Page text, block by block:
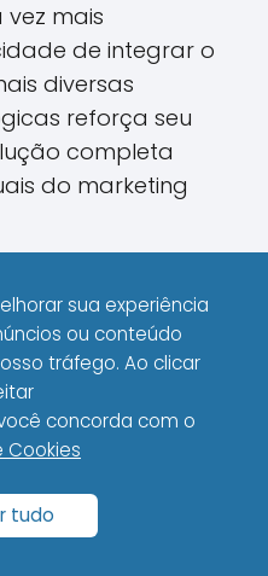
mais
de integrar o
diversas
reforça seu
completa
do marketing
e Suporte
do
que o
contribui
da
sua experiência
ou conteúdo
tráfego. Ao clicar
concorda com o
Cookies
tudo